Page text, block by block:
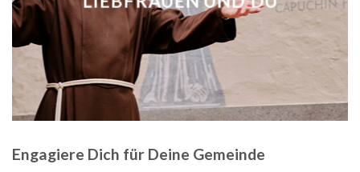
Engagiere Dich für Deine Gemeinde